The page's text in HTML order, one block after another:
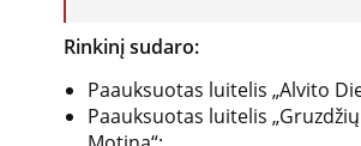
Rinkinį sudaro:
Paauksuotas luitelis „Alvito
Paauksuotas luitelis